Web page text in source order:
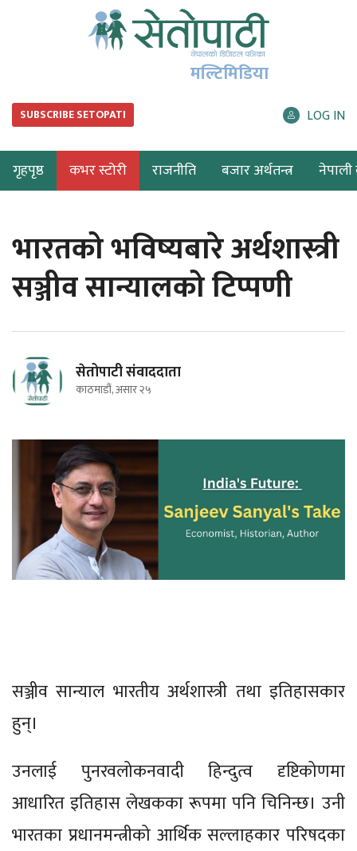
मल्टिमिडिया
SUBSCRIBE SETOPATI LOG IN
गृहपृष्ठ कभर स्टोरी राजनीति बजार अर्थतन्त्र नेपाली
भारतको भविष्यबारे अर्थशास्त्री
सञ्जीव सान्यालको टिप्पणी
सेतोपाटी संवाददाता
काठमाडौं, असार २५
सञ्जीव सान्याल भारतीय अर्थशास्त्री तथा इतिहासकार
हुन्।
उनलाई पुनरवलोकनवादी हिन्दुत्व दृष्टिकोणमा
आधारित इतिहास लेखकका रूपमा पनि चिनिन्छ। उनी
भारतका प्रधानमन्त्रीको आर्थिक सल्लाहकार परिषदका